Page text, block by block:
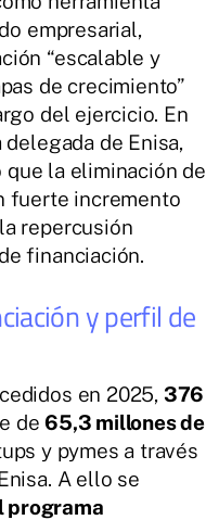
empresarial,
“escalable y
de crecimiento”
del ejercicio. En
de Enisa,
que la eliminación de
fuerte incremento
repercusión
financiación.
y perfil de
en 2025, 376
de65,3 millones de
y pymes a través
A ello se
programa